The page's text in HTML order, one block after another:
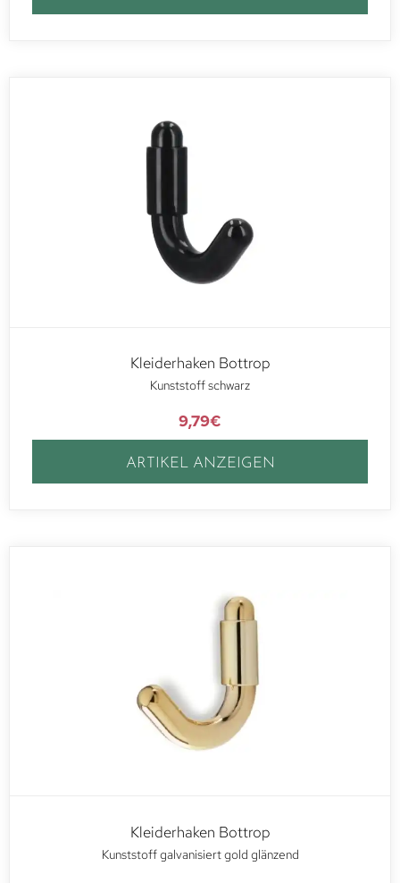
Kleiderhaken Bottrop
Kunststoff schwarz
9,79€
ARTIKEL ANZEIGEN
Kleiderhaken Bottrop
Kunststoff galvanisiert gold glänzend